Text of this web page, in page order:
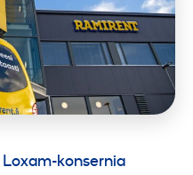
Loxam-konsernia